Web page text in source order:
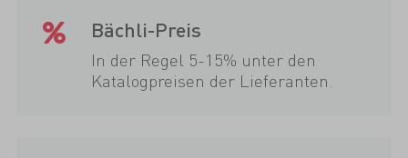
Bächli-Preis
In der Regel 5-15% unter den
Katalogpreisen der Lieferanten.